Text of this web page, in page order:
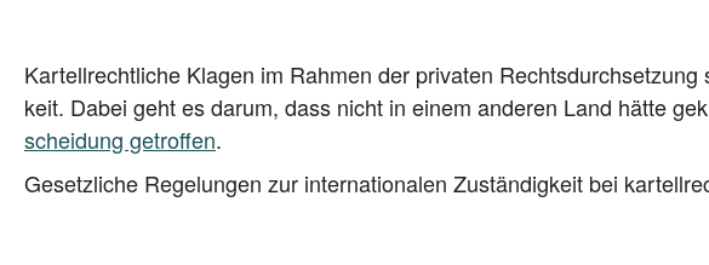
Kar­tell­recht­li­che Kla­gen im Rah­men der pri­va­ten
keit. Dabei geht es dar­um, dass nicht in einem ande­ren Land hät­te
schei­dung getrof­fen.
Gesetz­li­che Rege­lun­gen zur inter­na­tio­na­len Zustän­dig­keit bei